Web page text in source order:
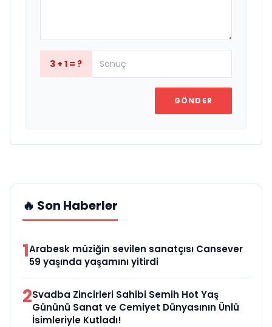
3 + 1 = ?
GÖNDER
🔥 Son Haberler
1Arabesk müziğin sevilen sanatçısı Cansever
59 yaşında yaşamını yitirdi
2Svadba Zincirleri Sahibi Semih Hot Yaş
Gününü Sanat ve Cemiyet Dünyasının Ünlü
İsimleriyle Kutladı!